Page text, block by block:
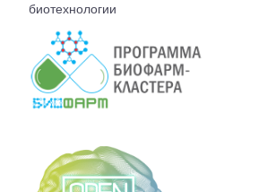
КОНТАКТЫ
БЮРО АССОЦИАЦИИ
биотехнологии